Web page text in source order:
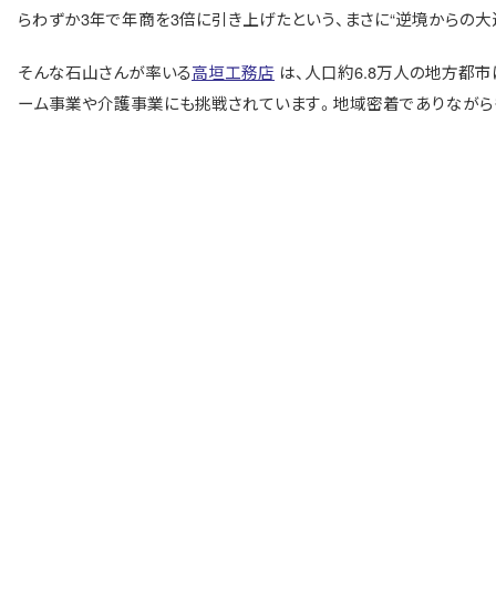
らわずか3年で年商を3倍に引き上げたという、まさに“逆境からの
そんな石山さんが率いる高垣工務店 は、人口約6.8万人の地方都市
ーム事業や介護事業にも挑戦されています。地域密着でありなが